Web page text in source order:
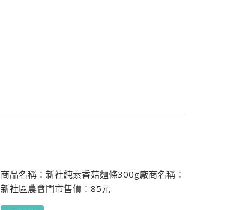
商品名稱：新社純素香菇麵條300g廠商名稱：
新社區農會門市售價：85元